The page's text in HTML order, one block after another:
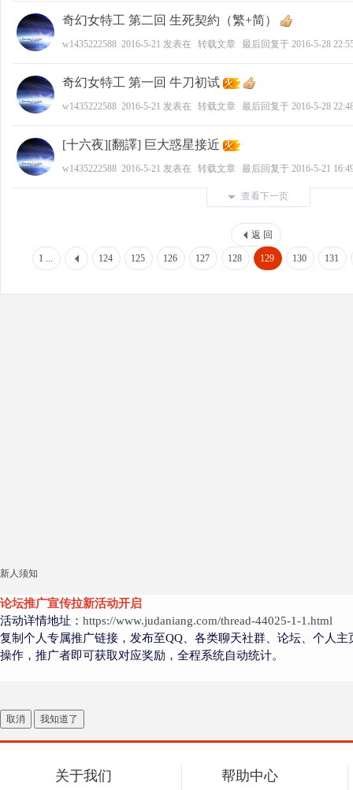
奇幻女特工 第二回 生死契約（繁+简）
w1435222588 2016-5-21 发表在 转载文章 最后回复于 2016-5-28
奇幻女特工 第一回 牛刀初试
w1435222588 2016-5-21 发表在 转载文章 最后回复于 2016-5-28
[十六夜][翻譯] 巨大惑星接近
w1435222588 2016-5-21 发表在 转载文章 最后回复于 2016-5-21
查看下一页
返 回
1 ... 124 125 126 127 128 129 130 131
新人须知
论坛推广宣传拉新活动开启
活动详情地址： https://www.judaniang.com/thread-44025-1-1.html
复制个人专属推广链接，发布至QQ、各类聊天社群、论坛、个人
操作，推广者即可获取对应奖励，全程系统自动统计。
取消 我知道了
关于我们 帮助中心